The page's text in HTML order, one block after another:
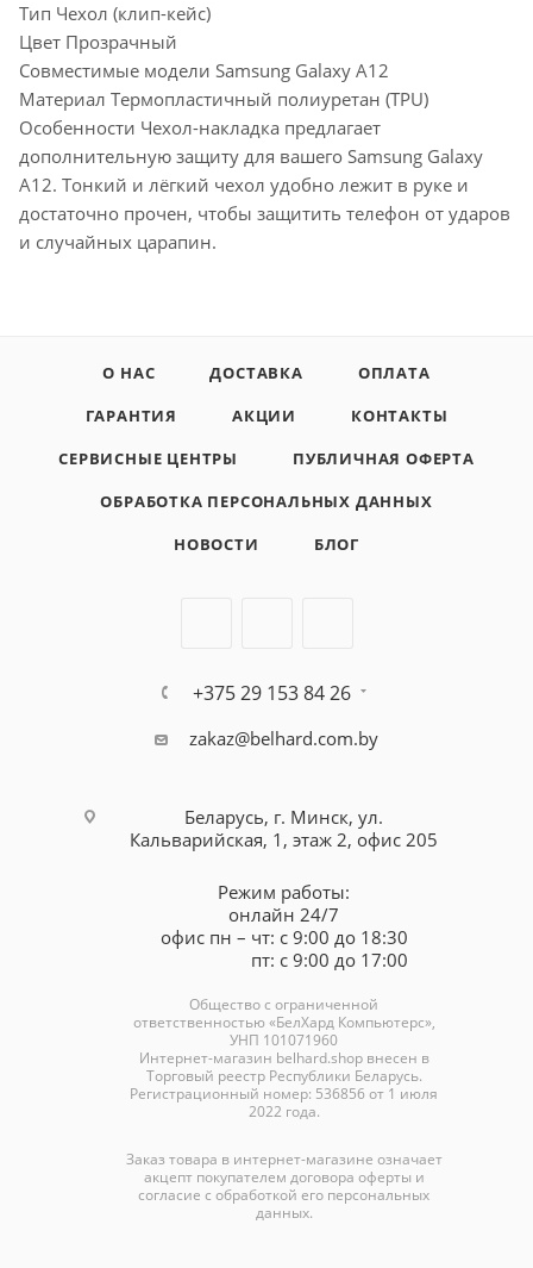
Тип Чехол (клип-кейс)
Цвет Прозрачный
Совместимые модели Samsung Galaxy A12
Материал Термопластичный полиуретан (TPU)
Особенности Чехол-накладка предлагает
дополнительную защиту для вашего Samsung Galaxy
A12. Тонкий и лёгкий чехол удобно лежит в руке и
достаточно прочен, чтобы защитить телефон от ударов
и случайных царапин.
О НАС ДОСТАВКА
ОПЛАТА
ГАРАНТИЯ
АКЦИИ
КОНТАКТЫ
СЕРВИСНЫЕ ЦЕНТРЫ
ПУБЛИЧНАЯ ОФЕРТА
ОБРАБОТКА ПЕРСОНАЛЬНЫХ ДАННЫХ
НОВОСТИ
БЛОГ
+375 29 153 84 26
zakaz@belhard.com.by
Беларусь, г. Минск, ул.
Кальварийская, 1, этаж 2, офис 205
Режим работы:
онлайн 24/7
офис пн – чт: с 9:00 до 18:30
пт: с 9:00 до 17:00
Общество с ограниченной
ответственностью «БелХард Компьютерс»,
УНП 101071960
Интернет-магазин belhard.shopвнесен в
Торговый реестр Республики Беларусь.
Регистрационный номер: 536856 от 1 июля
2022 года.
Заказ товара в интернет-магазине означает
акцепт покупателем договора оферты и
согласие с обработкой его персональных
данных.